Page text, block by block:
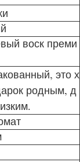
воск преми
это х
родным, д